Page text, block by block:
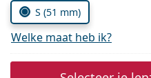
S (51 mm)
Welke maat heb ik?